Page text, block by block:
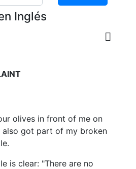
Inglés
olives in front of me on
also got part of my broken
is clear: "There are no